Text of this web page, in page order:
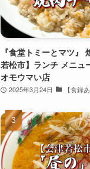
『食堂トミーとマツ』
若松市】ランチ メニュ
オモウマい店
2025年3月24日 【食録